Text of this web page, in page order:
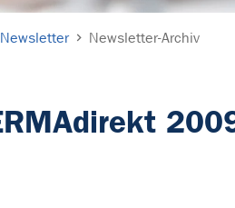
Newsletter Newsletter-Archiv